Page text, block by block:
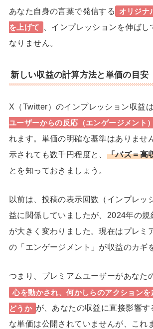
あなた自身の言葉で発信する
オリジナ
を上げて
、インプレッションを伸ば
なりません。
新しい収益の計算方法と単価の目安
X（Twitter）のインプレッション収益は
ユーザーからの反応（エンゲージメント
れます。単価の明確な基準はありませ
示されても数千円程度と、 「バズ＝高
とを知っておきましょう。
以前は、投稿の表示回数（インプレッ
益に関係していましたが、2024年の規
が大きく変わりました。現在はプレミ
の「エンゲージメント」が収益のカギ
つまり、プレミアムユーザーがあなた
心を動かされ、何かしらのアクション
どうか が、あなたの収益に直接影響す
な単価は公開されていませんが、これ